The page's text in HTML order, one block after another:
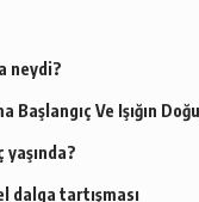
neydi?
Başlangıç Ve Işığın
yaşında?
dalga tartışması